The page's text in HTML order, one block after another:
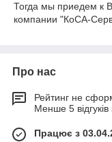
Тогда мы приедем к
компании "КоСА-
Про нас
Рейтинг не
Менше 5 відгуків
Працює з